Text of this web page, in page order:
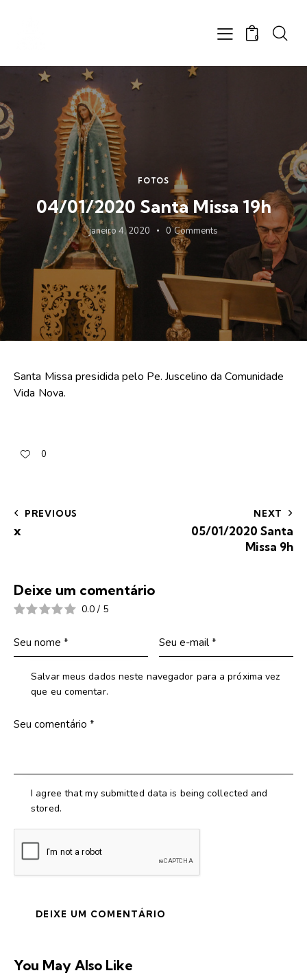
0
FOTOS
04/01/2020 Santa Missa 19h
janeiro 4, 2020 0 Comments
Santa Missa presidida pelo Pe. Juscelino da Comunidade
Vida Nova.
0
PREVIOUS
x
NEXT
05/01/2020 Santa
Missa 9h
Deixe um comentário
0.0 / 5
Salvar meus dados neste navegador para a próxima vez
que eu comentar.
I agree that my submitted data is being collected and
stored.
You May Also Like